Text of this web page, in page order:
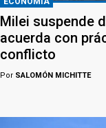
Milei suspende
acuerda con
conflicto
Por SALOMÓN MICHITTE